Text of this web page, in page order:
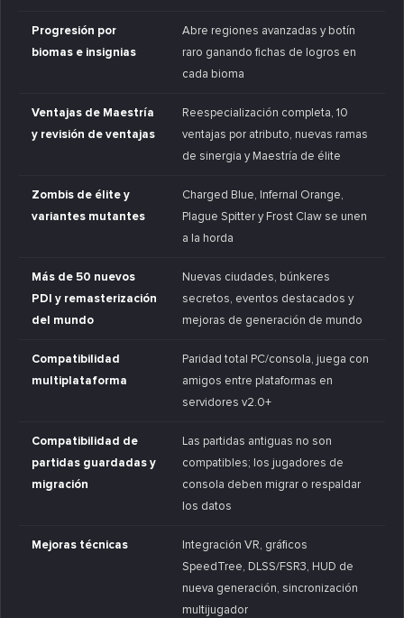
Progresión por
biomas e insignias
Abre regiones avanzadas y botín
raro ganando fichas de logros en
cada bioma
Ventajas de Maestría
y revisión de ventajas
Reespecialización completa, 10
ventajas por atributo, nuevas ramas
de sinergia y Maestría de élite
Zombis de élite y
variantes mutantes
Charged Blue, Infernal Orange,
Plague Spitter y Frost Claw se unen
a la horda
Más de 50 nuevos
PDI y remasterización
del mundo
Nuevas ciudades, búnkeres
secretos, eventos destacados y
mejoras de generación de mundo
Compatibilidad
multiplataforma
Paridad total PC/consola, juega con
amigos entre plataformas en
servidores v2.0+
Compatibilidad de
partidas guardadas y
migración
Las partidas antiguas no son
compatibles; los jugadores de
consola deben migrar o respaldar
los datos
Mejoras técnicas
Integración VR, gráficos
SpeedTree, DLSS/FSR3, HUD de
nueva generación, sincronización
multijugador